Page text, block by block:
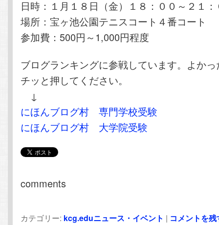
日時：１月１８日（金）１８：００～２１
場所：宝ヶ池公園テニスコート４番コート
参加費：500円～1,000円程度
ブログランキングに参戦しています。よか
チッと押してください。
↓
にほんブログ村 専門学校受験
にほんブログ村 大学院受験
comments
カテゴリー: kcg.eduニュース・イベント | コメントを残